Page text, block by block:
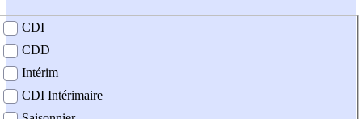
contrat
CDI
CDD
Intérim
CDI Intérimaire